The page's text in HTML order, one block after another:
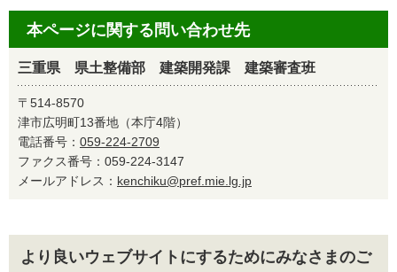
本ページに関する問い合わせ先
三重県 県土整備部 建築開発課 建築審査班
〒514-8570
津市広明町13番地（本庁4階）
電話番号： 059-224-2709
ファクス番号：059-224-3147
メールアドレス： kenchiku@pref.mie.lg.jp
より良いウェブサイトにするためにみなさまのご